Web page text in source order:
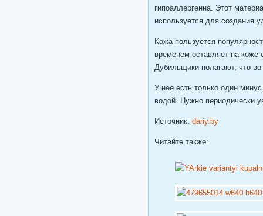
гипоаллергенна. Этот
используется для создания
Кожа пользуется
временем оставляет на коже
Дубильщики полагают, что
У нее есть только один
водой. Нужно периодически
Источник: dariy.by
Читайте также: